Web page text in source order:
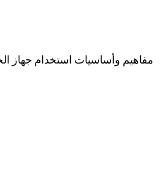
مفاهيم وأساسيات استخدام جهاز